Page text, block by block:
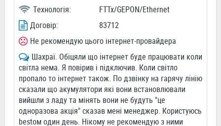
Технологія:
FTTx/GEPON/Ethernet
Договір:
83712
Не рекомендую цього інтернет-провайдера
Шахраї. Обіцяли що інтернет буде працювати коли
світла нема. Я повірив і підключив. Коли світло
пропало то інтернет також. По дзвінку на гарячу лінію
сказали що акумулятори які вони встановлювали
вийшли з ладу та мінять вони не будуть "це
одноразова акція" сказав мені менеджер. Користуюсь
bestом один день. Нікому не рекомендую з ними